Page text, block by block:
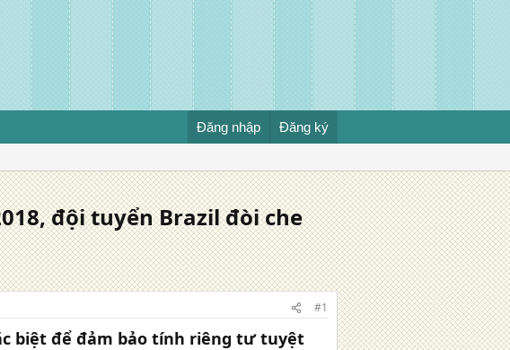
Đăng nhập Đăng ký
đội tuyển Brazil đòi che
#1
biệt để đảm bảo tính riêng tư tuyệt